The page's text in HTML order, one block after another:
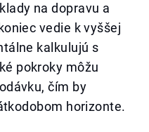
na dopravu a
vedie k vyššej
kalkulujú s
pokroky môžu
čím by
horizonte.